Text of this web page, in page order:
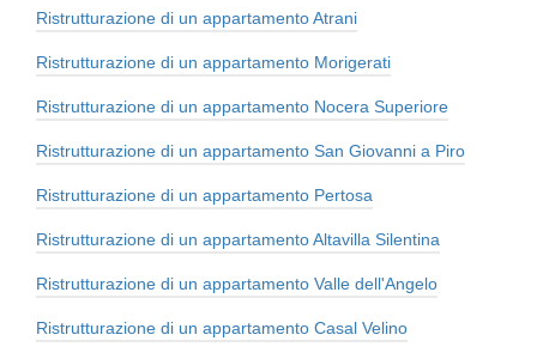
Ristrutturazione di un appartamento Atrani
Ristrutturazione di un appartamento Morigerati
Ristrutturazione di un appartamento Nocera Superiore
Ristrutturazione di un appartamento San Giovanni a Piro
Ristrutturazione di un appartamento Pertosa
Ristrutturazione di un appartamento Altavilla Silentina
Ristrutturazione di un appartamento Valle dell'Angelo
Ristrutturazione di un appartamento Casal Velino